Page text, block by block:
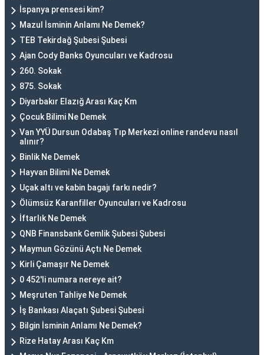
İspanya prensesi kim?
Mazul İsminin Anlamı Ne Demek?
TEB Tekirdağ Şubesi Şubesi
Ajan Cody Banks Oyuncuları ve Kadrosu
260. Sokak
875. Sokak
Diyarbakır Elazığ Arası Kaç Km
Çocuk Bilimi Ne Demek
Van YYÜ Dursun Odabaş Tıp Merkezi online randevu nasıl
alınır?
Binlik Ne Demek
Hayvan Bilimi Ne Demek
Uçak altı ve kabin bagajı farkı nedir?
Ölümsüz Karanfiller Oyuncuları ve Kadrosu
İftarlık Ne Demek
QNB Finansbank Gemlik Şubesi Şubesi
Maymun Gözünü Açtı Ne Demek
Kirli Çamaşır Ne Demek
0 452'li numara nereye ait?
Meşruten Tahliye Ne Demek
İş Bankası Alaçatı Şubesi Şubesi
Bilgin İsminin Anlamı Ne Demek?
Rize Hatay Arası Kaç Km